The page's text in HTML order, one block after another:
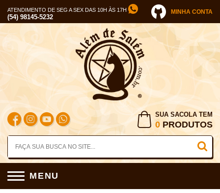
ATENDIMENTO DE SEG A SEX DAS 10H ÀS 17H
(54) 98145-5232
MINHA CONTA
SUA SACOLA TEM
0 PRODUTOS
MENU